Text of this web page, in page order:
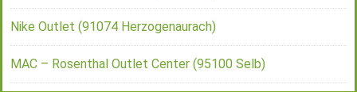
Nike Outlet (91074 Herzogenaurach)
MAC – Rosenthal Outlet Center (95100 Selb)